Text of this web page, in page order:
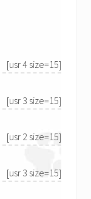
[usr 4 size=15]
[usr 3 size=15]
[usr 2 size=15]
[usr 3 size=15]